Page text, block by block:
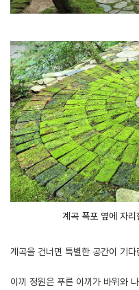
계곡 폭포 옆에 자
계곡을 건너면 특별한 공간이 기다
이끼 정원은 푸른 이끼가 바위와